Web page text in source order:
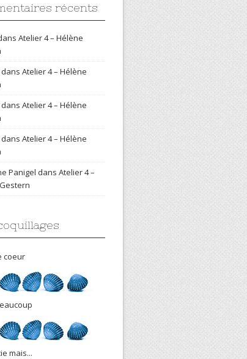
récents
Atelier 4 – Hélène
dans Atelier 4 – Hélène
dans Atelier 4 – Hélène
dans Atelier 4 – Hélène
Panigel dans Atelier 4 –
coeur
mais...